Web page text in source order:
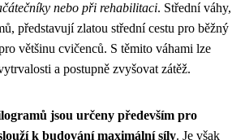
nebo při rehabilitaci. Střední váhy,
představují zlatou střední cestu pro běžný
většinu cvičenců. S těmito váhami lze
a postupně zvyšovat zátěž.
jsou určeny především pro
k budování maximální síly. Je však